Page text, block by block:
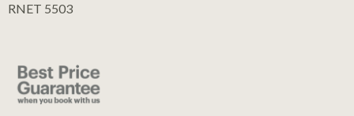
RNET 5503